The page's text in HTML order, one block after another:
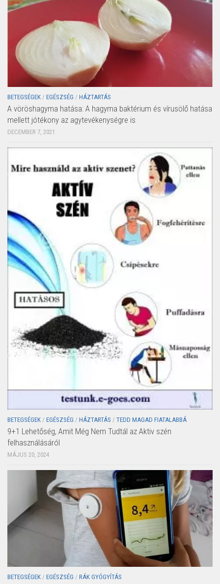
BETEGSÉGEK / EGÉSZSÉG / HÁZTARTÁS
A vöröshagyma hatása: A hagyma baktérium és vírusölő hatása
mellett jótékony az agytevékenységre is
DECEMBER 7, 2021
BETEGSÉGEK / EGÉSZSÉG / HÁZTARTÁS / TEDD MAGAD FIATALABBÁ
9+1 Lehetőség, Amit Még Nem Tudtál az Aktiv szén
felhasználásáról
MÁJUS 20, 2024
BETEGSÉGEK / EGÉSZSÉG / RÁK GYÓGYÍTÁS